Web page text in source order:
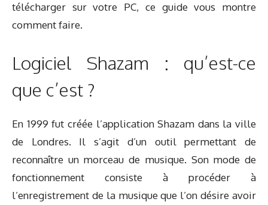
télécharger sur votre PC, ce guide vous montre
comment faire.
Logiciel Shazam : qu’est-ce
que c’est ?
En 1999 fut créée l’application Shazam dans la ville
de Londres. Il s’agit d’un outil permettant de
reconnaître un morceau de musique. Son mode de
fonctionnement consiste à procéder à
l’enregistrement de la musique que l’on désire avoir